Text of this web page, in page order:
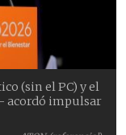
(sin el PC) y el
acordó impulsar